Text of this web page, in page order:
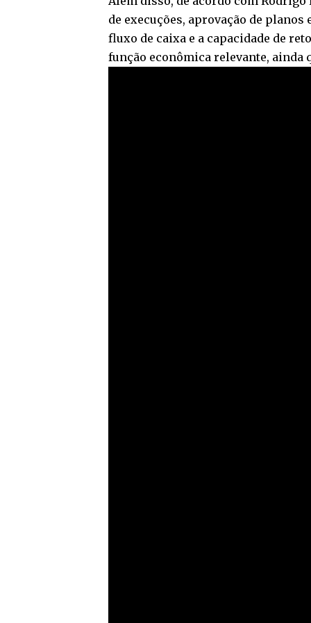
de execuções, aprovação de
fluxo de caixa e a capacidade de
função econômica relevante, ainda